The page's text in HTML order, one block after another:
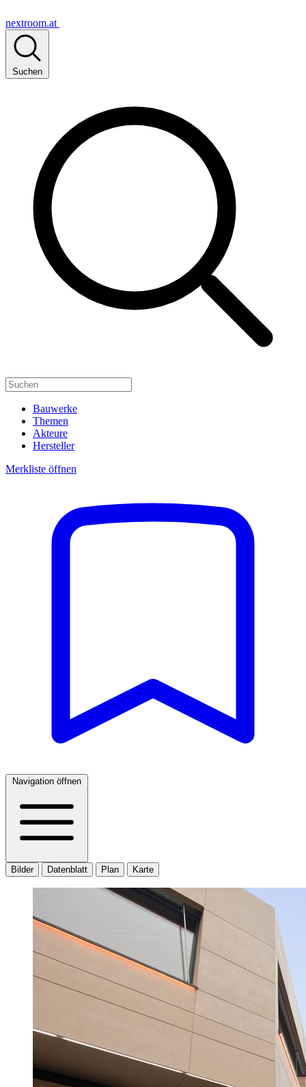
nextroom.at
Suchen
Bauwerke
Themen
Akteure
Hersteller
Merkliste öffnen
Navigation öffnen
Bilder Datenblatt Plan Karte